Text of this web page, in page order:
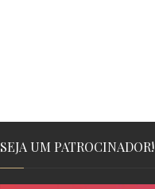
SEJA UM PATROCINADOR!